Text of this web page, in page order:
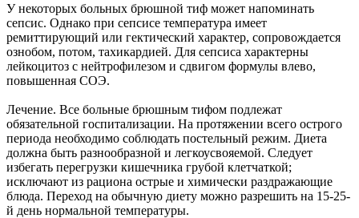
У некоторых больных брюшной тиф может напоминать
сепсис. Однако при сепсисе температура имеет
ремиттирующий или гектический характер, сопровождается
ознобом, потом, тахикардией. Для сепсиса характерны
лейкоцитоз с нейтрофилезом и сдвигом формулы влево,
повышенная СОЭ.
Лечение. Все больные брюшным тифом подлежат
обязательной госпитализации. На протяжении всего острого
периода необходимо соблюдать постельный режим. Диета
должна быть разнообразной и легкоусвояемой. Следует
избегать перегрузки кишечника грубой клетчаткой;
исключают из рациона острые и химически раздражающие
блюда. Переход на обычную диету можно разрешить на 15-25-
й день нормальной температуры.